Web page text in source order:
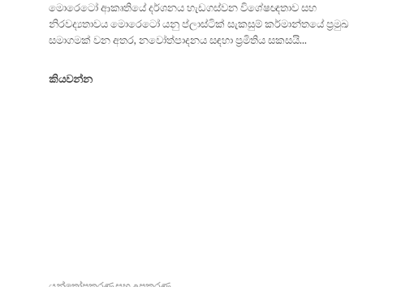
මොරෙටෝ ආකෘතියේ දර්ශනය හැඩගස්වන විශේෂඥතාව සහ
නිරවද්‍යතාවය මොරෙටෝ යනු ප්ලාස්ටික් සැකසුම් කර්මාන්තයේ ප්‍රමුඛ
සමාගමක් වන අතර, නවෝත්පාදනය සඳහා ප්‍රමිතිය සකසයි...
කියවන්න